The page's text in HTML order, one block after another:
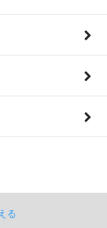
る